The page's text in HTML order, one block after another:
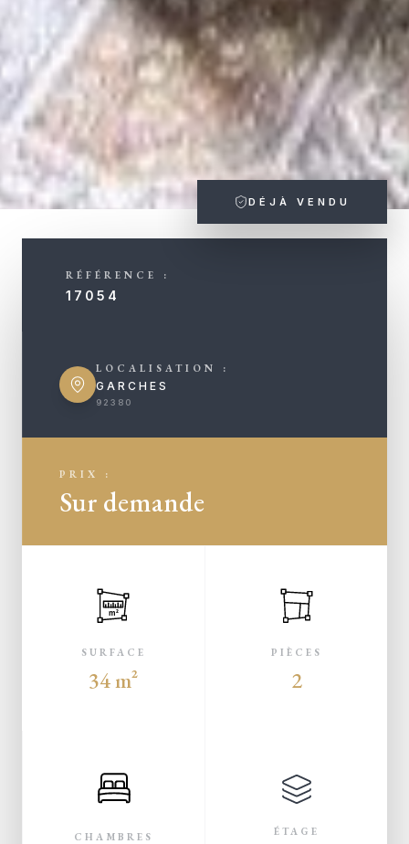
DÉJÀ VENDU
RÉFÉRENCE :
17054
LOCALISATION :
GARCHES
92380
PRIX :
Sur demande
m²
SURFACE
34 m²
PIÈCES
2
CHAMBRES ÉTAGE